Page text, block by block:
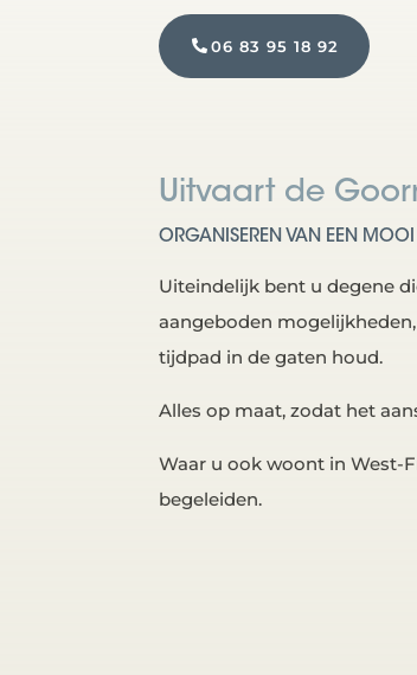
06 83 95 18 92
Uitvaart de
ORGANISEREN VAN EEN MOOI
Uiteindelijk bent u degene
aangeboden
tijdpad in de gaten houd.
Alles op maat, zodat het
Waar u ook woont in West-
begeleiden.